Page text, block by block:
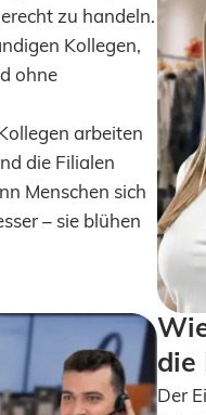
zu handeln.
Kollegen,
ohne
arbeiten
die Filialen
Menschen sich
– sie blühen
die
Der